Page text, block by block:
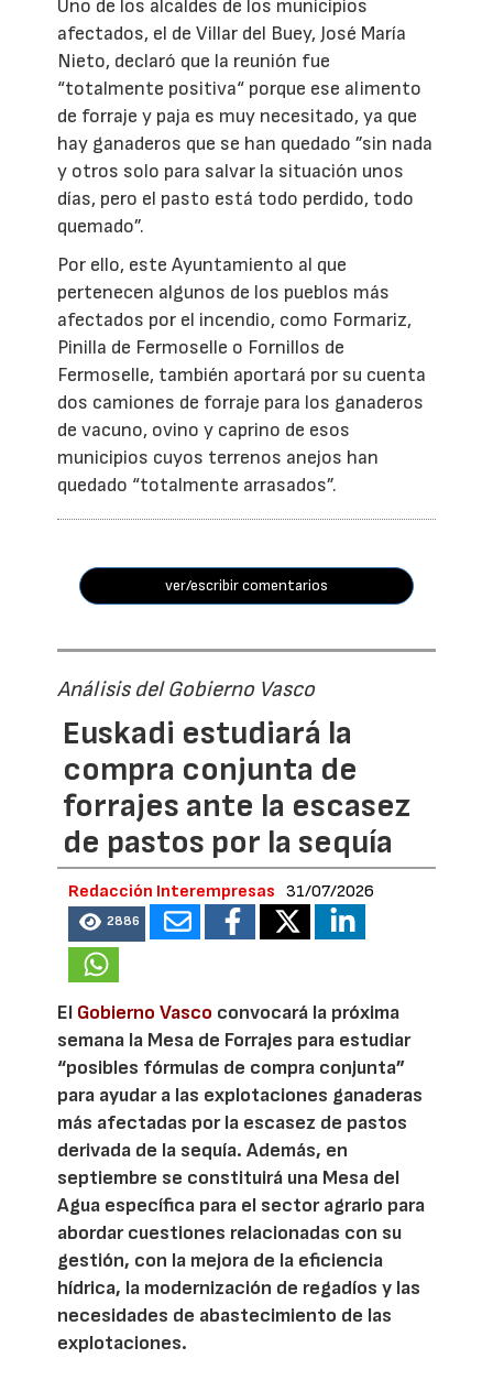
Uno de los alcaldes de los municipios
afectados, el de Villar del Buey, José María
Nieto, declaró que la reunión fue
“totalmente positiva“ porque ese alimento
de forraje y paja es muy necesitado, ya que
hay ganaderos que se han quedado ”sin nada
y otros solo para salvar la situación unos
días, pero el pasto está todo perdido, todo
quemado”.
Por ello, este Ayuntamiento al que
pertenecen algunos de los pueblos más
afectados por el incendio, como Formariz,
Pinilla de Fermoselle o Fornillos de
Fermoselle, también aportará por su cuenta
dos camiones de forraje para los ganaderos
de vacuno, ovino y caprino de esos
municipios cuyos terrenos anejos han
quedado “totalmente arrasados”.
ver/escribir comentarios
Análisis del Gobierno Vasco
Euskadi estudiará la
compra conjunta de
forrajes ante la escasez
de pastos por la sequía
Redacción Interempresas 31/07/2026
2886
El Gobierno Vasco convocará la próxima
semana la Mesa de Forrajes para estudiar
“posibles fórmulas de compra conjunta”
para ayudar a las explotaciones ganaderas
más afectadas por la escasez de pastos
derivada de la sequía. Además, en
septiembre se constituirá una Mesa del
Agua específica para el sector agrario para
abordar cuestiones relacionadas con su
gestión, con la mejora de la eficiencia
hídrica, la modernización de regadíos y las
necesidades de abastecimiento de las
explotaciones.